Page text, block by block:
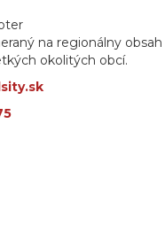
na regionálny obsah
okolitých obcí.